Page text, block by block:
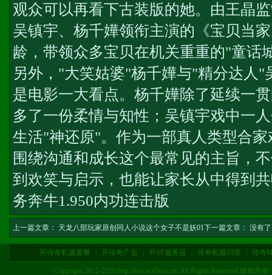
观众可以再看下古装版的她。由王晶
吴镇宇、杨千嬅领衔主演的《宝贝当
龄，带领众多宝贝在机关重重的"童话
另外，"大笑姑婆"杨千嬅与"精分达人"
是电影一大看点。杨千嬅除了延续一
多了一份柔情与知性；吴镇宇戏中一
生活"神还原"。作为一部真人类型合
围绕沟通和成长这个最常见的主旨，
到欢笑与启示，也能让家长从中得到
务奔牛1.950内功连击版
上一篇文章： 天龙八部玩家原创同人小说这个女子不是妖01下一篇文章： 没有了
开传奇私服套餐 开传奇广告 开SF服务器 传奇私服问答 传奇
Copyright 2012-2020 http://www.45ur.com All Rights Reserved 版权